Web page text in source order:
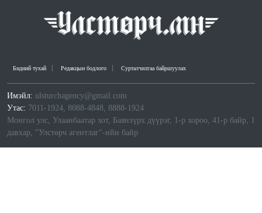
Бидний тухай Редакцын бодлого Сурталчилгаа байршуулах
Имэйл: ulsturchagency@gmail.com
Утас: 7011-1924, 8088-4848, 8888-1924
Монгол улс, Улаанбаатар хот, Баянзүрх дүүрэг, 1-р хороо, 41-р байр, 1
давхар, "Улстөрч агентлаг"-ийн байр